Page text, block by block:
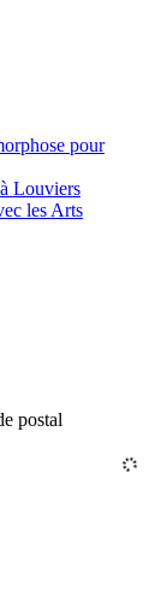
pour
Louviers
les Arts
postal